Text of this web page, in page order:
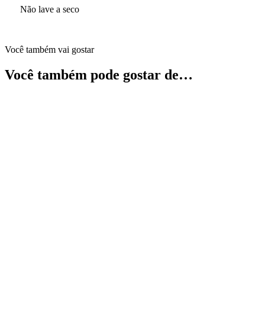
Não lave a seco
Você também vai gostar
Você também pode gostar de…